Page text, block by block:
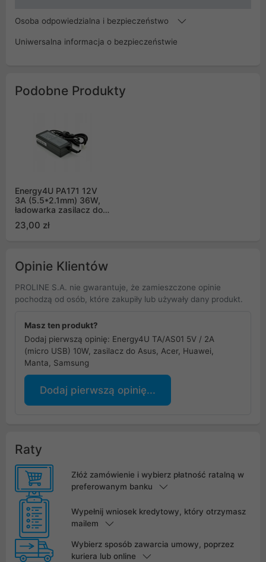
Osoba odpowiedzialna i bezpieczeństwo
Uniwersalna informacja o bezpieczeństwie
Podobne Produkty
Energy4U PA171 12V
3A (5.5*2.1mm) 36W,
ładowarka zasilacz do
23,00 zł
Opinie Klientów
PROLINE S.A. nie gwarantuje, że zamieszczone opinie
pochodzą od osób, które zakupiły lub używały dany produkt.
Masz ten produkt?
Dodaj pierwszą opinię: Energy4U TA/AS01 5V / 2A
(micro USB) 10W, zasilacz do Asus, Acer, Huawei,
Manta, Samsung
Dodaj pierwszą opinię...
Raty
Złóż zamówienie i wybierz płatność ratalną w
preferowanym banku
Wypełnij wniosek kredytowy, który otrzymasz
mailem
Wybierz sposób zawarcia umowy, poprzez
kuriera lub online